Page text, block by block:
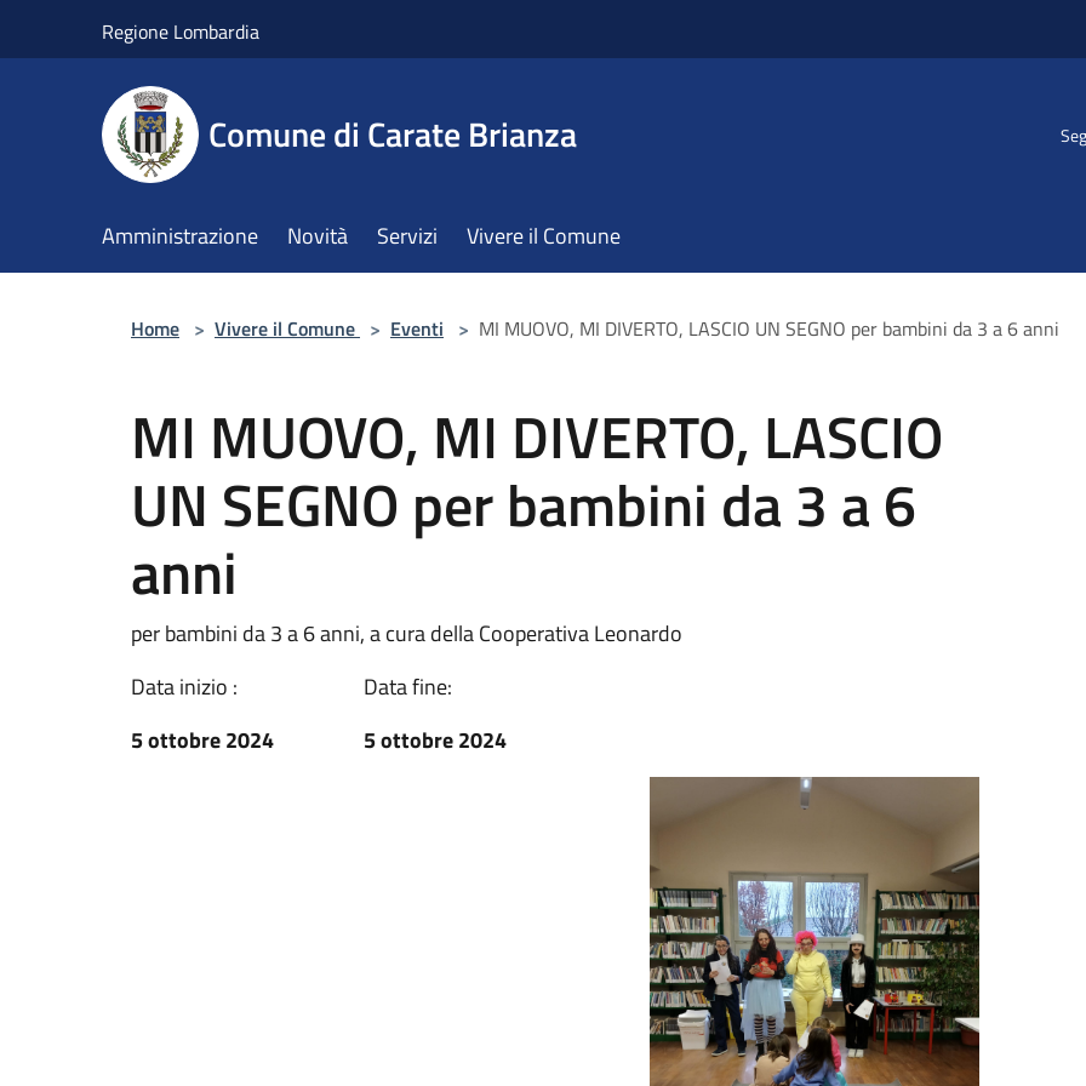
Regione Lombardia
Comune di Carate Brianza
Amministrazione Novità Servizi Vivere il Comune
Home > Vivere il Comune > Eventi > MI MUOVO, MI DIVERTO, LASCIO UN SEGNO per bambini da 3 a 6 anni
MI MUOVO, MI DIVERTO, LASCIO
UN SEGNO per bambini da 3 a 6
anni
per bambini da 3 a 6 anni, a cura della Cooperativa Leonardo
Data inizio :
5 ottobre 2024
Data fine:
5 ottobre 2024